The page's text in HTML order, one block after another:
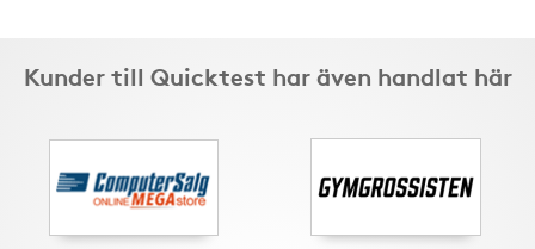
Kunder till Quicktest har även handlat här